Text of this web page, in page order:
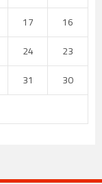
16
17
23
24
30
31